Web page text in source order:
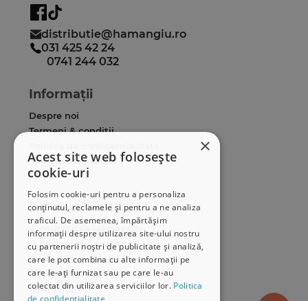
×
Acest site web folosește
cookie-uri
Folosim cookie-uri pentru a personaliza
conținutul, reclamele și pentru a ne analiza
traficul. De asemenea, împărtășim
informații despre utilizarea site-ului nostru
cu partenerii noștri de publicitate și analiză,
care le pot combina cu alte informații pe
care le-ați furnizat sau pe care le-au
colectat din utilizarea serviciilor lor. Politica
de confidențialitate
distributie@hamangiu.ro
031 425 42 24
0741 244 032
Informații
Despre noi
Termeni & condiții
Politica de cookies
ANPC
Serviciu clienți
Comunitatea Hamangiu
Cum comand online
Modalități de plată
Livrarea produselor
SEAP/SICAP